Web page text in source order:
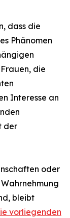
dass die
Phänomen
die
Interesse an
der
oder
bleibt
vorliegenden